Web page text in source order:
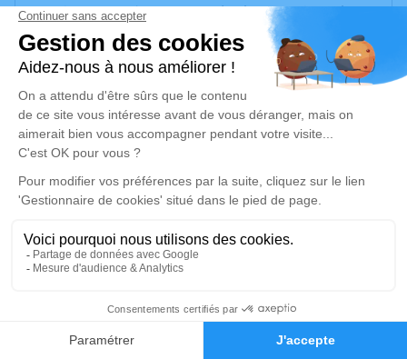
Faire-part Hommages
anecdote ou exprimer vos pensées à travers des poèmes
ou des textes. Cet endroit est un lieu d'expression dédié à
honorer la mémoire de Jeannine ROULET.
Un service de plantation d’arbre hommage estdisponible
vendredi 27 mars 2026 à 10h00
Église de Gouzon
23230 Gouzon
Je rends hommage